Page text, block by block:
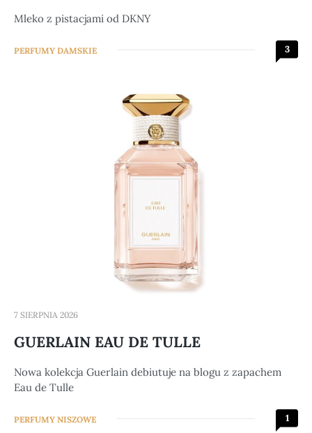
Mleko z pistacjami od DKNY
PERFUMY DAMSKIE 3
7 SIERPNIA 2026
GUERLAIN EAU DE TULLE
Nowa kolekcja Guerlain debiutuje na blogu z zapachem
Eau de Tulle
PERFUMY NISZOWE 1